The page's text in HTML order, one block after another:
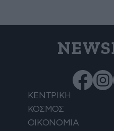
ΚΕΝΤΡΙΚΗ
ΚΟΣΜΟΣ
ΟΙΚΟΝΟΜΙΑ